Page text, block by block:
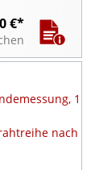
€*
1
nach